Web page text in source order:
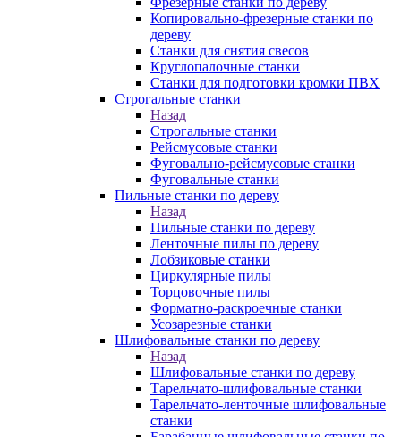
Копировально-фрезерные станки по
дереву
Станки для снятия свесов
Круглопалочные станки
Станки для подготовки кромки ПВХ
Строгальные станки
Назад
Строгальные станки
Рейсмусовые станки
Фуговально-рейсмусовые станки
Фуговальные станки
Пильные станки по дереву
Назад
Пильные станки по дереву
Ленточные пилы по дереву
Лобзиковые станки
Циркулярные пилы
Торцовочные пилы
Форматно-раскроечные станки
Усозарезные станки
Шлифовальные станки по дереву
Назад
Шлифовальные станки по дереву
Тарельчато-шлифовальные станки
Тарельчато-ленточные шлифовальные
станки